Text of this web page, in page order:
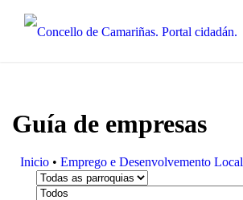
Guía de empresas
Inicio • Emprego e Desenvolvemento Local